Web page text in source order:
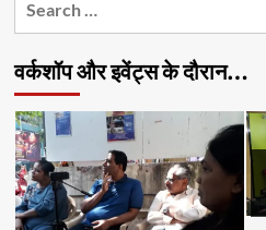
वर्कशॉप और इवेंट्स के दौरान…